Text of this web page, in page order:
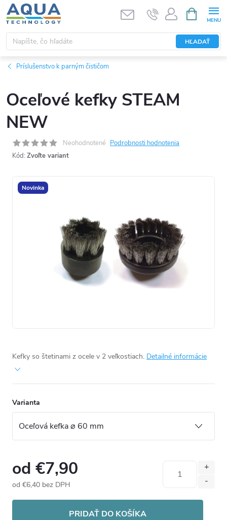
Prejsť
na
obsah
HĽADAŤ
KOŠÍK
Príslušenstvo k parným čističom
Oceľové kefky STEAM
NEW
Neohodnotené Podrobnosti hodnotenia
Kód: Zvoľte variant
Novinka
Kefky so štetinami z ocele v 2 veľkostiach. Detailné informácie
Varianta
od €7,90
od €6,40 bez DPH
PRIDAŤ DO KOŠÍKA